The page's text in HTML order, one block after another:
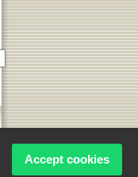
Accept cookies